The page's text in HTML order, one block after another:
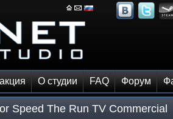
О студии FAQ Форум
Speed The Run TV Commercial